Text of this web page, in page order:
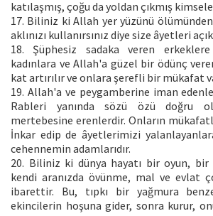
katılaşmış, çoğu da yoldan çıkmış
17. Biliniz ki Allah yer yüzünü
aklınızı kullanırsınız diye size âyetleri
18. Şüphesiz sadaka veren
kadınlara ve Allah'a güzel bir ödünç
kat artırılır ve onlara şerefli bir mükafat
19. Allah'a ve peygamberine iman
Rableri yanında sözü özü doğru
mertebesine erenlerdir. Onların
İnkar edip de âyetlerimizi
cehennemin adamlarıdır.
20. Biliniz ki dünya hayatı bir oyun, bir
kendi aranızda övünme, mal ve evlat
ibarettir. Bu, tıpkı bir yağmura
ekincilerin hoşuna gider, sonra kurur,